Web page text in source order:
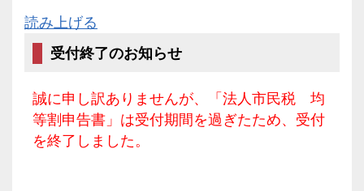
読み上げる
受付終了のお知らせ
誠に申し訳ありませんが、「法人市民税 均
等割申告書」は受付期間を過ぎたため、受付
を終了しました。